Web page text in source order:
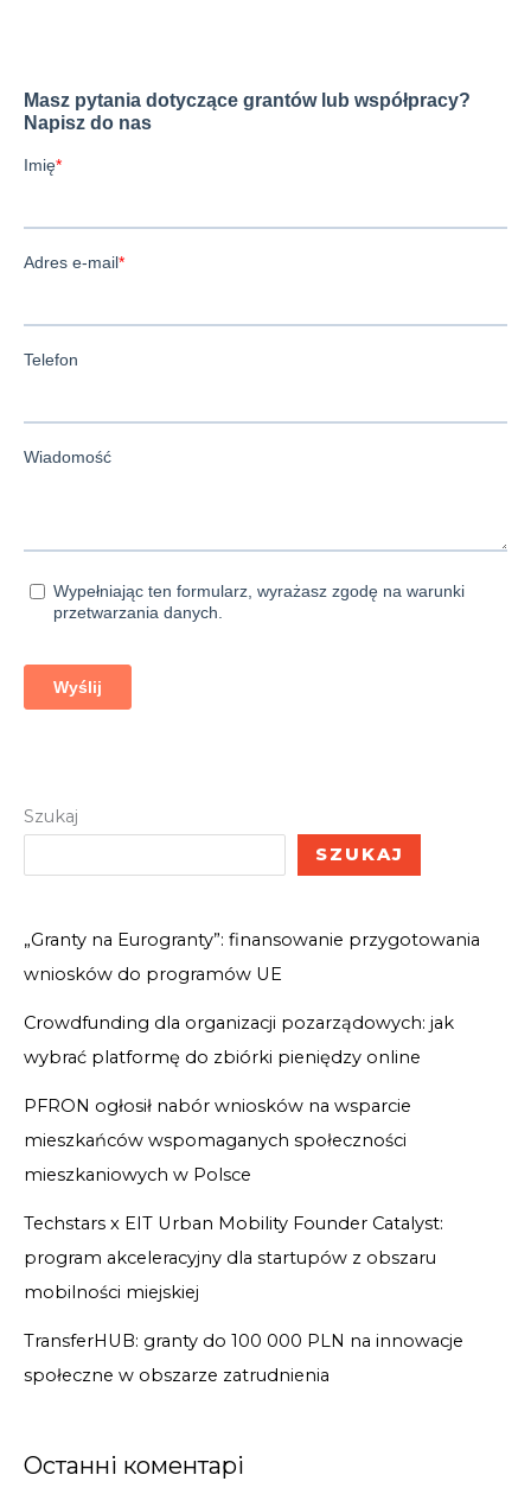
Szukaj
SZUKAJ
„Granty na Eurogranty”: finansowanie przygotowania
wniosków do programów UE
Crowdfunding dla organizacji pozarządowych: jak
wybrać platformę do zbiórki pieniędzy online
PFRON ogłosił nabór wniosków na wsparcie
mieszkańców wspomaganych społeczności
mieszkaniowych w Polsce
Techstars x EIT Urban Mobility Founder Catalyst:
program akceleracyjny dla startupów z obszaru
mobilności miejskiej
TransferHUB: granty do 100 000 PLN na innowacje
społeczne w obszarze zatrudnienia
Останні коментарі